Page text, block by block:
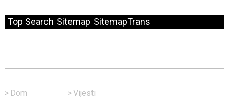
Top Search Sitemap SitemapTrans
> Dom >Vijesti